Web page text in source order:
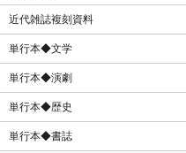
近代雑誌複刻資料
単行本◆文学
単行本◆演劇
単行本◆歴史
単行本◆書誌